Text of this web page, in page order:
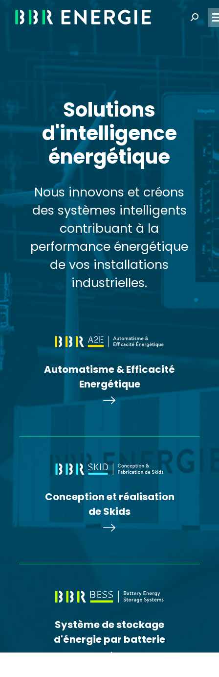
Solutions
d'intelligence
énergétique
Nous innovons et créons
des systèmes intelligents
contribuant à la
performance énergétique
de vos installations
industrielles.
Automatisme & Efficacité
Energétique
Conception et réalisation
de Skids
Système de stockage
d'énergie par batterie